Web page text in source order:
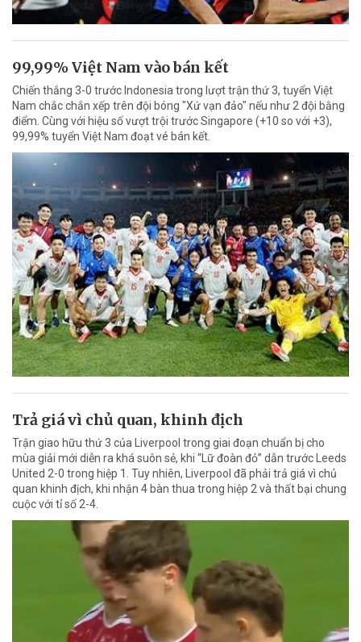
99,99% Việt Nam vào bán kết
Chiến thắng 3-0 trước Indonesia trong lượt trận thứ 3, tuyển Việt
Nam chắc chắn xếp trên đội bóng "Xứ vạn đảo" nếu như 2 đội bằng
điểm. Cùng với hiệu số vượt trội trước Singapore (+10 so với +3),
99,99% tuyển Việt Nam đoạt vé bán kết.
Trả giá vì chủ quan, khinh địch
Trận giao hữu thứ 3 của Liverpool trong giai đoạn chuẩn bị cho
mùa giải mới diễn ra khá suôn sẻ, khi “Lữ đoàn đỏ” dẫn trước Leeds
United 2-0 trong hiệp 1. Tuy nhiên, Liverpool đã phải trả giá vì chủ
quan khinh địch, khi nhận 4 bàn thua trong hiệp 2 và thất bại chung
cuộc với tỉ số 2-4.